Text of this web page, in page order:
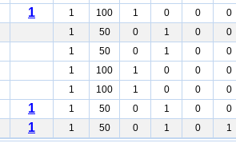
1 1 100 1 0 0
0
1 50 0 1 0
0
1 50 0 1 0
0
1 100 1 0 0
0
1 100 1 0 0
0
1 1 50 0 1 0
0
1 1 50 0 1 0 1